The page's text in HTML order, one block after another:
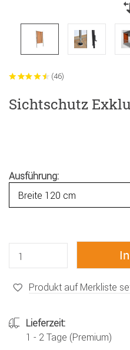
(46)
Sichtschutz
Ausführung:
Produkt auf Merkliste
Lieferzeit:
1 - 2 Tage (Premium)